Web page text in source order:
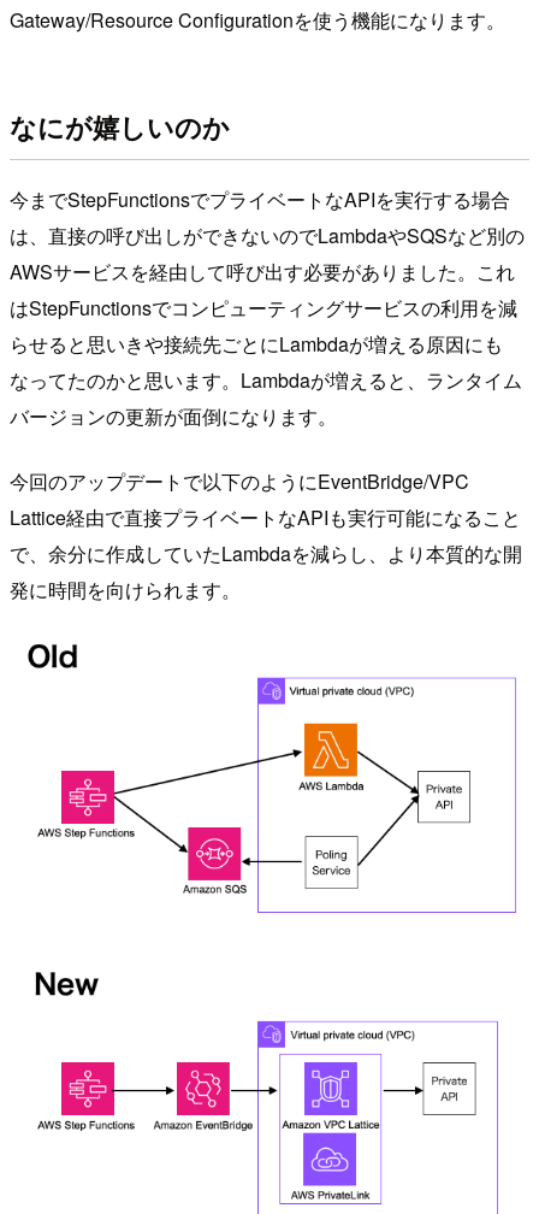
Gateway/Resource Configurationを使う機能になります。
なにが嬉しいのか
今までStepFunctionsでプライベートなAPIを実行する場合
は、直接の呼び出しができないのでLambdaやSQSなど別の
AWSサービスを経由して呼び出す必要がありました。これ
はStepFunctionsでコンピューティングサービスの利用を減
らせると思いきや接続先ごとにLambdaが増える原因にも
なってたのかと思います。Lambdaが増えると、ランタイム
バージョンの更新が面倒になります。
今回のアップデートで以下のようにEventBridge/VPC
Lattice経由で直接プライベートなAPIも実行可能になること
で、余分に作成していたLambdaを減らし、より本質的な開
発に時間を向けられます。